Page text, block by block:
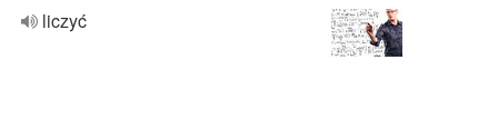
liczyć